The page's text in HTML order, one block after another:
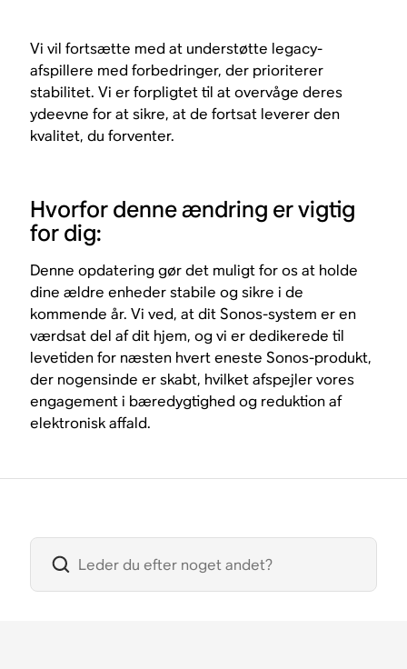
Vi vil fortsætte med at understøtte legacy-
afspillere med forbedringer, der prioriterer
stabilitet. Vi er forpligtet til at overvåge deres
ydeevne for at sikre, at de fortsat leverer den
kvalitet, du forventer.
Hvorfor denne ændring er vigtig
for dig:
Denne opdatering gør det muligt for os at holde
dine ældre enheder stabile og sikre i de
kommende år. Vi ved, at dit Sonos-system er en
værdsat del af dit hjem, og vi er dedikerede til
levetiden for næsten hvert eneste Sonos-produkt,
der nogensinde er skabt, hvilket afspejler vores
engagement i bæredygtighed og reduktion af
elektronisk affald.